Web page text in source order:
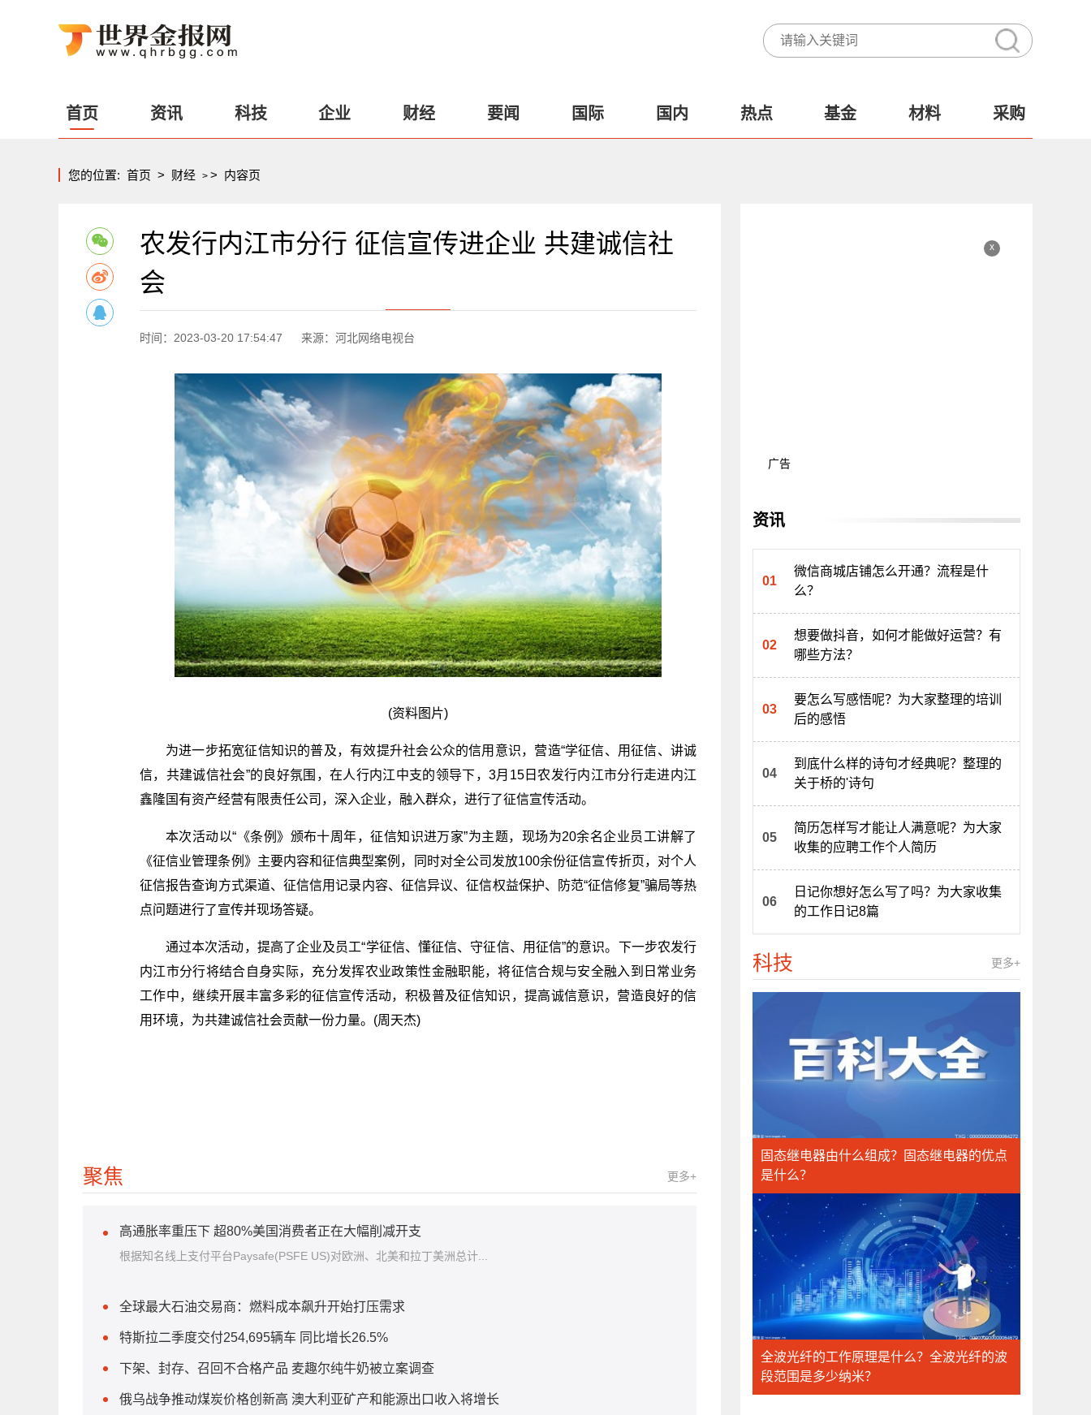
首页 资讯 科技 企业 财经 要闻 国际 国内 热点 基金 材料 采购
您的位置: 首页 > 财经 > > 内容页
农发行内江市分行 征信宣传进企业 共建诚信社
会
时间：2023-03-20 17:54:47 来源：河北网络电视台
(资料图片)
为进一步拓宽征信知识的普及，有效提升社会公众的信用意识，营造“学征信、用征信、讲诚
信，共建诚信社会”的良好氛围，在人行内江中支的领导下，3月15日农发行内江市分行走进内江
鑫隆国有资产经营有限责任公司，深入企业，融入群众，进行了征信宣传活动。
本次活动以“《条例》颁布十周年，征信知识进万家”为主题，现场为20余名企业员工讲解了
《征信业管理条例》主要内容和征信典型案例，同时对全公司发放100余份征信宣传折页，对个人
征信报告查询方式渠道、征信信用记录内容、征信异议、征信权益保护、防范“征信修复”骗局等热
点问题进行了宣传并现场答疑。
通过本次活动，提高了企业及员工“学征信、懂征信、守征信、用征信”的意识。下一步农发行
内江市分行将结合自身实际，充分发挥农业政策性金融职能，将征信合规与安全融入到日常业务
工作中，继续开展丰富多彩的征信宣传活动，积极普及征信知识，提高诚信意识，营造良好的信
用环境，为共建诚信社会贡献一份力量。(周天杰)
聚焦 更多+
高通胀率重压下 超80%美国消费者正在大幅削减开支
根据知名线上支付平台Paysafe(PSFE US)对欧洲、北美和拉丁美洲总计...
全球最大石油交易商：燃料成本飙升开始打压需求
特斯拉二季度交付254,695辆车 同比增长26.5%
下架、封存、召回不合格产品 麦趣尔纯牛奶被立案调查
俄乌战争推动煤炭价格创新高 澳大利亚矿产和能源出口收入将增长
x
广告
资讯
微信商城店铺怎么开通？流程是什
么？
想要做抖音，如何才能做好运营？有
哪些方法？
要怎么写感悟呢？为大家整理的培训
后的感悟
到底什么样的诗句才经典呢？整理的
关于桥的'诗句
简历怎样写才能让人满意呢？为大家
收集的应聘工作个人简历
日记你想好怎么写了吗？为大家收集
的工作日记8篇
科技 更多+
固态继电器由什么组成？固态继电器的优点
是什么？
全波光纤的工作原理是什么？全波光纤的波
段范围是多少纳米？